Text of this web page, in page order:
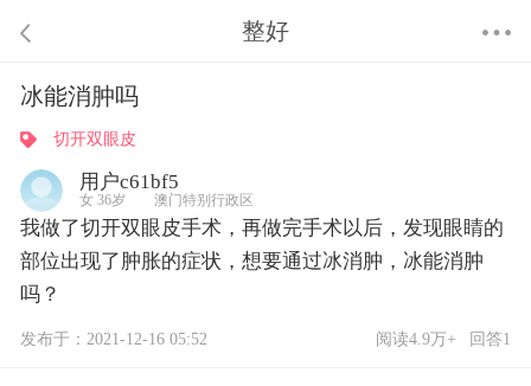
整好
冰能消肿吗
切开双眼皮
用户c61bf5
女 36岁 澳门特别行政区
我做了切开双眼皮手术，再做完手术以后，发现眼睛的
部位出现了肿胀的症状，想要通过冰消肿，冰能消肿
吗？
发布于：2021-12-16 05:52 阅读4.9万+ 回答1